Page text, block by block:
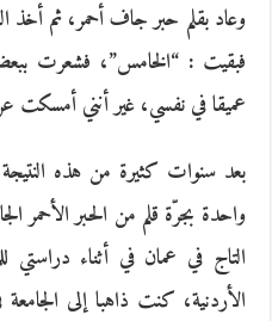
وعاد بقلم حبر جاف أحمر، ثم
فبقيت : “الخامس”، فشعرت
عميقا في نفسي، غير أنني أمسكت
بعد سنوات كثيرة من هذه
واحدة بجرّة قلم من الحبر
التاج في عمان في أثناء دراستي
الأردنية، كنت ذاهبا إلى